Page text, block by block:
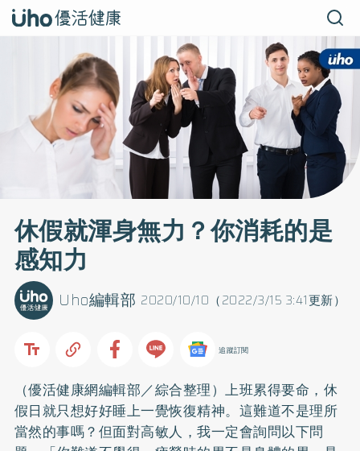
休假就渾身無力？你消耗的是
感知力
2020/10/10（2022/3/15 3:41更新）
Uho編輯部
追蹤訂閱
（優活健康網編輯部／綜合整理）上班累得要命，休
假日就只想好好睡上一覺恢復精神。這難道不是理所
當然的事嗎？但面對高敏人，我一定會詢問以下問